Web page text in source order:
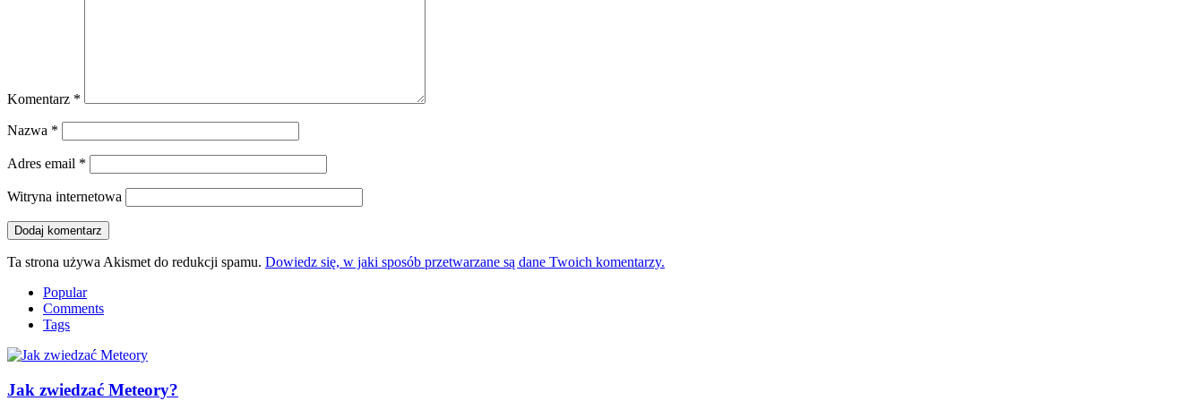
Komentarz *
Nazwa *
Adres email *
Witryna internetowa
Ta strona używa Akismet do redukcji spamu. Dowiedz się, w jaki sposób przetwarzane są dane Twoich komentarzy.
Popular
Comments
Tags
Jak zwiedzać Meteory?